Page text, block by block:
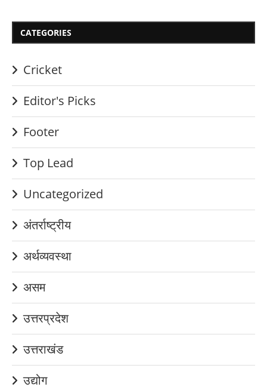
CATEGORIES
Cricket
Editor's Picks
Footer
Top Lead
Uncategorized
अंतर्राष्ट्रीय
अर्थव्यवस्था
असम
उत्तरप्रदेश
उत्तराखंड
उद्योग